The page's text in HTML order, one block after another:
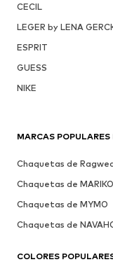
CECIL
LEGER by LENA
ESPRIT
GUESS
NIKE
MARCAS
Chaquetas de
Chaquetas de
Chaquetas de MYMO
Chaquetas de
COLORES